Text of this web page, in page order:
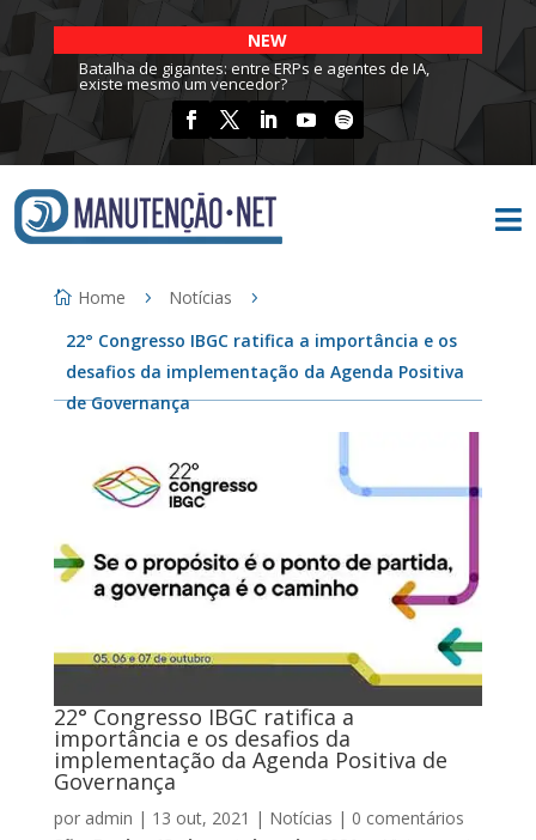
NEW
Batalha de gigantes: entre ERPs e agentes de IA,
existe mesmo um vencedor?

Home
Notícias
22° Congresso IBGC ratifica a importância e os
desafios da implementação da Agenda Positiva
de Governança
22° Congresso IBGC ratifica a
importância e os desafios da
implementação da Agenda Positiva de
Governança
por admin | 13 out, 2021 | Notícias | 0 comentários